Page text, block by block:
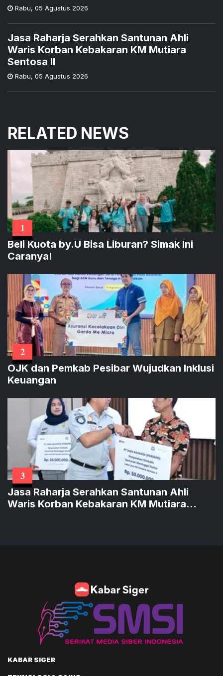
Rabu, 05 Agustus 2026
Jasa Raharja Serahkan Santunan Ahli
Waris Korban Kebakaran KM Mutiara
Sentosa II
Rabu, 05 Agustus 2026
RELATED NEWS
1
Beli Kuota by.U Bisa Liburan? Simak Ini
Caranya!
2
OJK dan Pemkab Pesibar Wujudkan Inklusi
Keuangan
3
Jasa Raharja Serahkan Santunan Ahli
Waris Korban Kebakaran KM Mutiara
KABAR SIGER